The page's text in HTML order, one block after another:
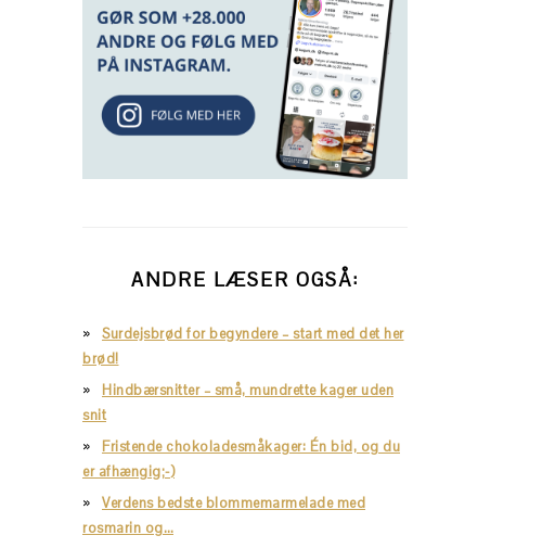
ANDRE LÆSER OGSÅ:
Surdejsbrød for begyndere – start med det her
brød!
Hindbærsnitter – små, mundrette kager uden
snit
Fristende chokoladesmåkager: Én bid, og du
er afhængig;-)
Verdens bedste blommemarmelade med
rosmarin og…